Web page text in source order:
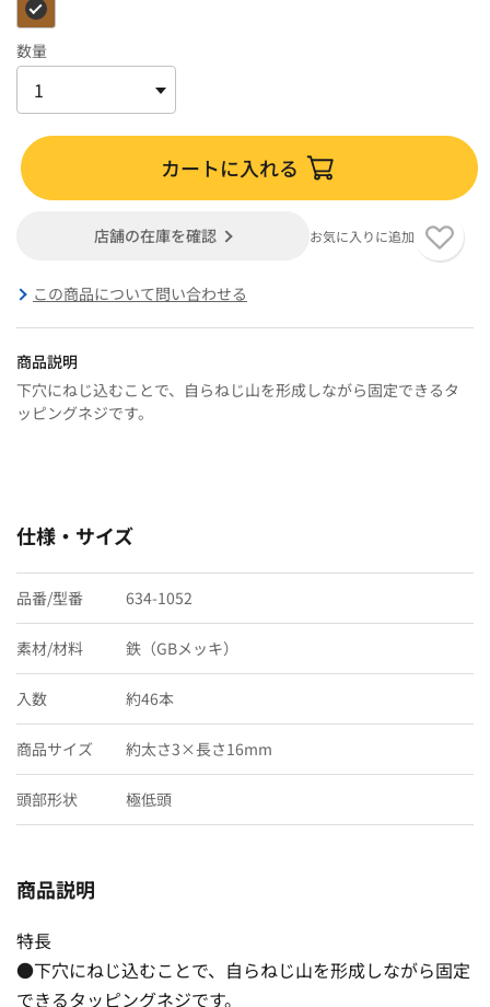
数量
カートに入れる
店舗の在庫を確認 お気に入りに追加
この商品について問い合わせる
商品説明
下穴にねじ込むことで、自らねじ山を形成しながら固定できるタ
ッピングネジです。
仕様・サイズ
品番/型番 634-1052
素材/材料 鉄（GBメッキ）
入数 約46本
商品サイズ 約太さ3×長さ16mm
頭部形状 極低頭
商品説明
特長
●下穴にねじ込むことで、自らねじ山を形成しながら固定
できるタッピングネジです。